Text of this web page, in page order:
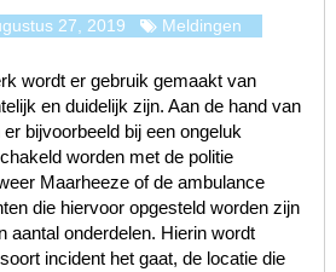
27, 2019 Meldingen
wordt er gebruik gemaakt van
en duidelijk zijn. Aan de hand van
bijvoorbeeld bij een ongeluk
worden met de politie
Maarheeze of de ambulance
die hiervoor opgesteld worden zijn
aantal onderdelen. Hierin wordt
incident het gaat, de locatie die